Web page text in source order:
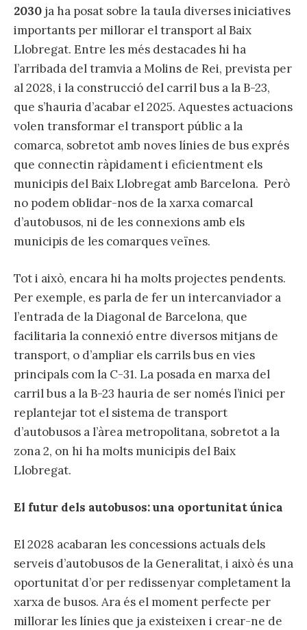
2030 ja ha posat sobre la taula diverses iniciatives
importants per millorar el transport al Baix
Llobregat. Entre les més destacades hi ha
l’arribada del tramvia a Molins de Rei, prevista per
al 2028, i la construcció del carril bus a la B-23,
que s’hauria d’acabar el 2025. Aquestes actuacions
volen transformar el transport públic a la
comarca, sobretot amb noves línies de bus exprés
que connectin ràpidament i eficientment els
municipis del Baix Llobregat amb Barcelona. Però
no podem oblidar-nos de la xarxa comarcal
d’autobusos, ni de les connexions amb els
municipis de les comarques veïnes.
Tot i això, encara hi ha molts projectes pendents.
Per exemple, es parla de fer un intercanviador a
l’entrada de la Diagonal de Barcelona, que
facilitaria la connexió entre diversos mitjans de
transport, o d’ampliar els carrils bus en vies
principals com la C-31. La posada en marxa del
carril bus a la B-23 hauria de ser només l’inici per
replantejar tot el sistema de transport
d’autobusos a l’àrea metropolitana, sobretot a la
zona 2, on hi ha molts municipis del Baix
Llobregat.
El futur dels autobusos: una oportunitat única
El 2028 acabaran les concessions actuals dels
serveis d’autobusos de la Generalitat, i això és una
oportunitat d’or per redissenyar completament la
xarxa de busos. Ara és el moment perfecte per
millorar les línies que ja existeixen i crear-ne de